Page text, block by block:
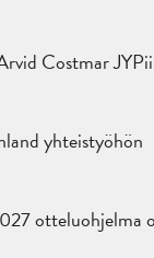
Costmar
yhteistyöhön
otteluohjelma